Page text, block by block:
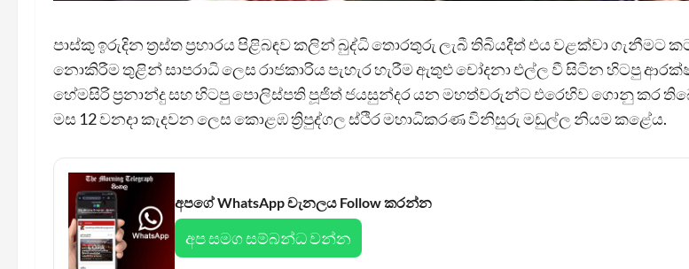
පාස්කු ඉරුදින ත්‍රස්ත ප්‍රහාරය පිළිබඳව කලින් බුද්ධි තොරතුරු ලැබී තිබියදීත් එය වළක්වා ගැනීමට
නොකිරීම තුළින් සාපරාධි ලෙස රාජකාරිය පැහැර හැරීම ඇතුළු චෝදනා එල්ල වී සිටින හිටපු
හේමසිරි ප්‍රනාන්දු සහ හිටපු පොලිස්පති පූජිත් ජයසුන්දර යන මහත්වරුන්ට එරෙහිව ගොනු කර
මස 12 වනදා කැදවන ලෙස කොළඹ ත්‍රිපුද්ගල ස්ථිර මහාධිකරණ විනිසුරු මඩුල්ල නියම කළේය.
අපගේ WhatsApp චැනලය Follow කරන්න
අප සමග සම්බන්ධ වන්න